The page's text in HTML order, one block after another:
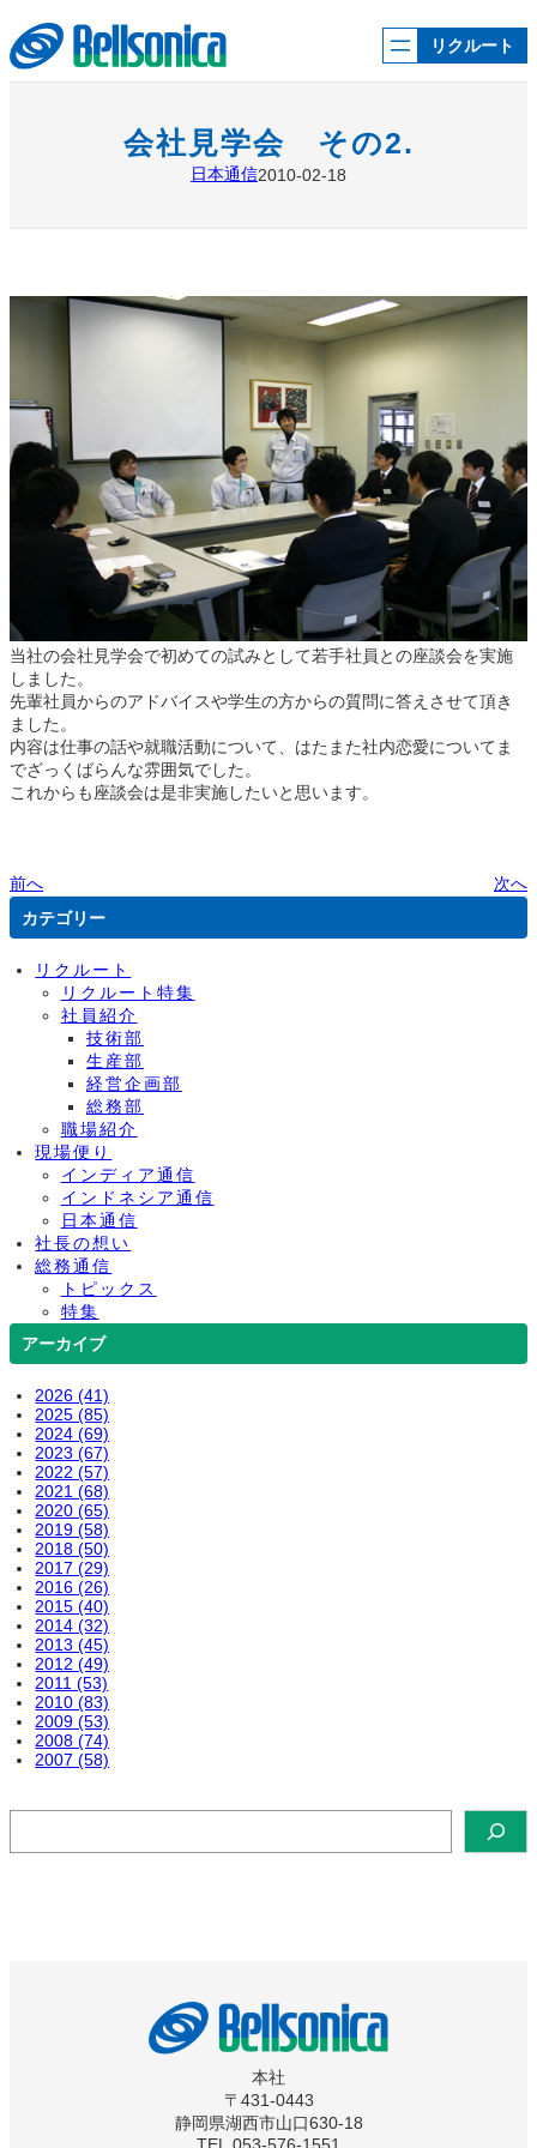
容
を
ス
リクルート
会社見学会 その2.
日本通信2010-02-18
当社の会社見学会で初めての試みとして若手社員との座談会を実施
しました。
先輩社員からのアドバイスや学生の方からの質問に答えさせて頂き
ました。
内容は仕事の話や就職活動について、はたまた社内恋愛についてま
でざっくばらんな雰囲気でした。
これからも座談会は是非実施したいと思います。
前へ
次へ
カテゴリー
リクルート
リクルート特集
社員紹介
技術部
生産部
経営企画部
総務部
職場紹介
現場便り
インディア通信
インドネシア通信
日本通信
社長の想い
総務通信
トピックス
特集
アーカイブ
2026 (41)
2025 (85)
2024 (69)
2023 (67)
2022 (57)
2021 (68)
2020 (65)
2019 (58)
2018 (50)
2017 (29)
2016 (26)
2015 (40)
2014 (32)
2013 (45)
2012 (49)
2011 (53)
2010 (83)
2009 (53)
2008 (74)
2007 (58)
本社
〒431-0443
静岡県湖西市山口630-18